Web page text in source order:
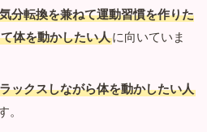
気分転換を兼ねて運動習慣を作りた
体を動かしたい人に向いていま
ックスしながら体を動かしたい人
。